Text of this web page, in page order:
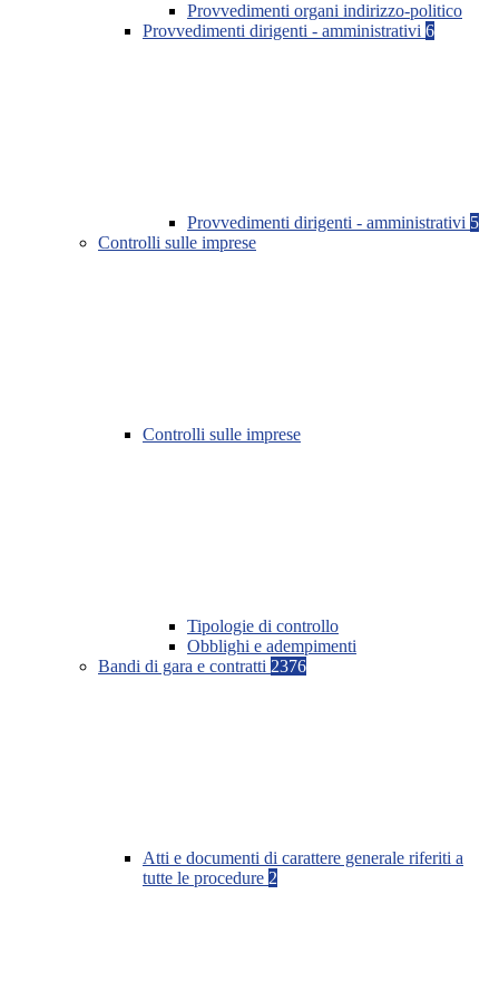
Provvedimenti organi indirizzo-politico
Provvedimenti dirigenti - amministrativi 6
Provvedimenti dirigenti - amministrativi 5
Controlli sulle imprese
Controlli sulle imprese
Tipologie di controllo
Obblighi e adempimenti
Bandi di gara e contratti 2376
Atti e documenti di carattere generale riferiti a
tutte le procedure 2